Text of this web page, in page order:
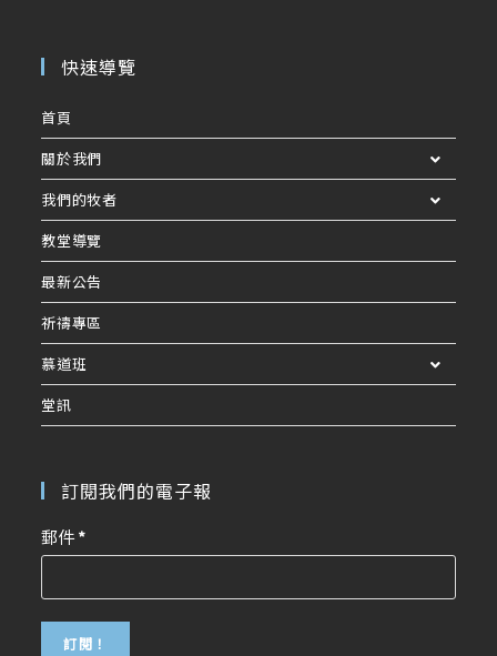
快速導覽
首頁
關於我們
我們的牧者
教堂導覽
最新公告
祈禱專區
慕道班
堂訊
訂閱我們的電子報
郵件*